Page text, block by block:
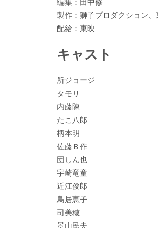
製作：獅子プロダクション
配給：東映
キャスト
所ジョージ
タモリ
内藤陳
たこ八郎
柄本明
佐藤Ｂ作
団しん也
宇崎竜童
近江俊郎
鳥居恵子
司美穂
景山民夫